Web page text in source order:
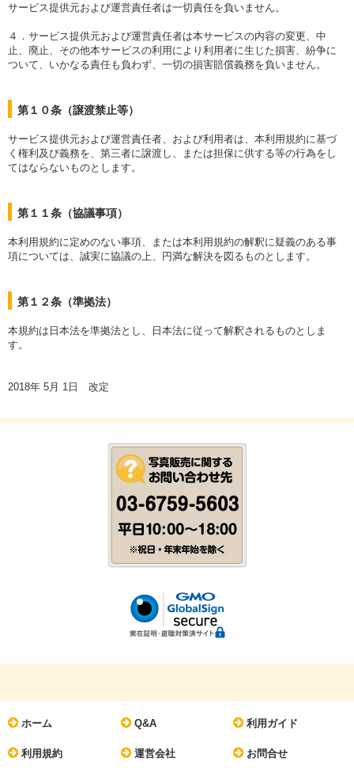
サービス提供元および運営責任者は一切責任を負いません。
４．サービス提供元および運営責任者は本サービスの内容の変更、中
止、廃止、その他本サービスの利用により利用者に生じた損害、紛争に
ついて、いかなる責任も負わず、一切の損害賠償義務を負いません。
第１０条（譲渡禁止等）
サービス提供元および運営責任者、および利用者は、本利用規約に基づ
く権利及び義務を、第三者に譲渡し、または担保に供する等の行為をし
てはならないものとします。
第１１条（協議事項）
本利用規約に定めのない事項、または本利用規約の解釈に疑義のある事
項については、誠実に協議の上、円満な解決を図るものとします。
第１２条（準拠法）
本規約は日本法を準拠法とし、日本法に従って解釈されるものとしま
す。
2018年 5月 1日 改定
ホーム Q&A 利用ガイド
利用規約 運営会社 お問合せ